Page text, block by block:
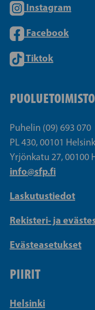
Instagram
Facebook
Tiktok
PUOLUETOIMISTO
Puhelin (09) 693 070
PL 430, 00101
Yrjönkatu 27, 00100
info@sfp.fi
Laskutustiedot
Rekisteri- ja
Evästeasetukset
PIIRIT
Helsinki